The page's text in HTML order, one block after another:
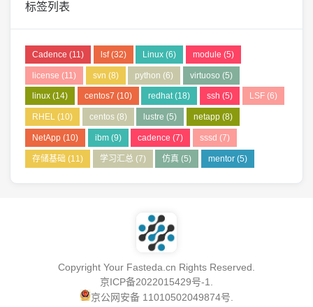
标签列表
Cadence (11) lsf(32) Linux (6) module (5)
license (11) svn (8) python (6) virtuoso (5)
linux(14) centos7 (10) redhat(18) ssh (5) LSF(6)
RHEL(10) centos(8) lustre (5) netapp (8)
NetApp(10) ibm(9) cadence (7) sssd (7)
存储基础 (11) 学习汇总 (7) 仿真 (5) mentor (5)
Copyright Your Fasteda.cn Rights Reserved.
京ICP备2022015429号-1
京公网安备 11010502049874号